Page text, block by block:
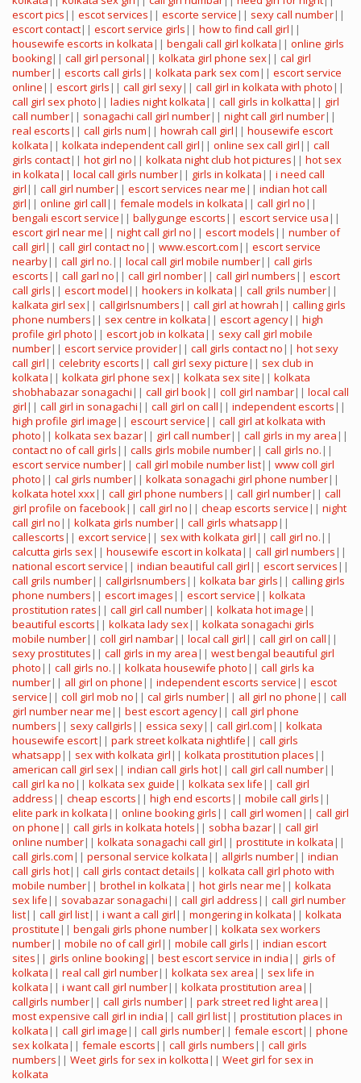
escort pics || escot services || escorte service || sexy call number||
escort contact|| escort service girls || how to find call girl ||
housewife escorts in kolkata || bengali call girl kolkata || online girls
booking|| call girl personal || kolkata girl phone sex|| cal girl
number|| escorts call girls || kolkata park sex com || escort service
online || escort girls || call girl sexy|| call girl in kolkata with photo ||
call girl sex photo || ladies night kolkata || call girls in kolkatta || girl
call number|| sonagachi call girl number|| night call girl number||
real escorts || call girls num || howrah call girl || housewife escort
kolkata || kolkata independent call girl || online sex call girl || call
girls contact|| hot girl no || kolkata night club hot pictures || hot sex
in kolkata || local call girls number|| girls in kolkata || i need call
girl || call girl number|| escort services near me || indian hot call
girl || online girl call || female models in kolkata || call girl no ||
bengali escort service || ballygunge escorts || escort service usa ||
escort girl near me || night call girl no || escort models || number of
call girl || call girl contact no || www.escort.com || escort service
nearby|| call girl no. || local call girl mobile number|| call girls
escorts || call garl no || call girl nomber|| call girl numbers || escort
call girls || escort model || hookers in kolkata || call grils number||
kalkata girl sex|| callgirlsnumbers || call girl at howrah || calling girls
phone numbers || sex centre in kolkata || escort agency|| high
profile girl photo || escort job in kolkata || sexy call girl mobile
number|| escort service provider|| call girls contact no || hot sexy
call girl || celebrity escorts || call girl sexy picture || sex club in
kolkata || kolkata girl phone sex|| kolkata sex site || kolkata
shobhabazar sonagachi || call girl book|| coll girl nambar|| local call
girl || call girl in sonagachi || call girl on call || independent escorts ||
high profile girl image || escourt service || call girl at kolkata with
photo || kolkata sex bazar|| girl call number|| call girls in my area ||
contact no of call girls || calls girls mobile number|| call girls no. ||
escort service number|| call girl mobile number list|| www coll girl
photo || cal girls number|| kolkata sonagachi girl phone number||
kolkata hotel xxx|| call girl phone numbers || call girl number|| call
girl profile on facebook|| call girl no || cheap escorts service || night
call girl no || kolkata girls number|| call girls whatsapp ||
callescorts || excort service || sex with kolkata girl || call girl no. ||
calcutta girls sex|| housewife escort in kolkata || call girl numbers ||
national escort service || indian beautiful call girl || escort services ||
call grils number|| callgirlsnumbers || kolkata bar girls || calling girls
phone numbers || escort images || escort service || kolkata
prostitution rates || call girl call number|| kolkata hot image ||
beautiful escorts || kolkata lady sex|| kolkata sonagachi girls
mobile number|| coll girl nambar|| local call girl || call girl on call ||
sexy prostitutes || call girls in my area || west bengal beautiful girl
photo || call girls no. || kolkata housewife photo || call girls ka
number|| all girl on phone || independent escorts service || escot
service || coll girl mob no || cal girls number|| all girl no phone || call
girl number near me || best escort agency|| call girl phone
numbers || sexy callgirls || essica sexy|| call girl.com || kolkata
housewife escort|| park street kolkata nightlife || call girls
whatsapp || sex with kolkata girl || kolkata prostitution places ||
american call girl sex|| indian call girls hot|| call girl call number||
call girl ka no || kolkata sex guide || kolkata sex life || call girl
address || cheap escorts || high end escorts || mobile call girls ||
elite park in kolkata || online booking girls || call girl women || call girl
on phone || call girls in kolkata hotels || sobha bazar|| call girl
online number|| kolkata sonagachi call girl || prostitute in kolkata ||
call girls.com || personal service kolkata || allgirls number|| indian
call girls hot|| call girls contact details || kolkata call girl photo with
mobile number|| brothel in kolkata || hot girls near me || kolkata
sex life || sovabazar sonagachi || call girl address || call girl number
list|| call girl list|| i want a call girl || mongering in kolkata || kolkata
prostitute || bengali girls phone number|| kolkata sex workers
number|| mobile no of call girl || mobile call girls || indian escort
sites || girls online booking|| best escort service in india || girls of
kolkata || real call girl number|| kolkata sex area || sex life in
kolkata || i want call girl number|| kolkata prostitution area ||
callgirls number|| call girls number|| park street red light area ||
most expensive call girl in india || call girl list|| prostitution places in
kolkata || call girl image || call girls number|| female escort|| phone
sex kolkata || female escorts || call girls numbers || call girls
numbers || Weet girls for sex in kolkotta || Weet girl for sex in
kolkata